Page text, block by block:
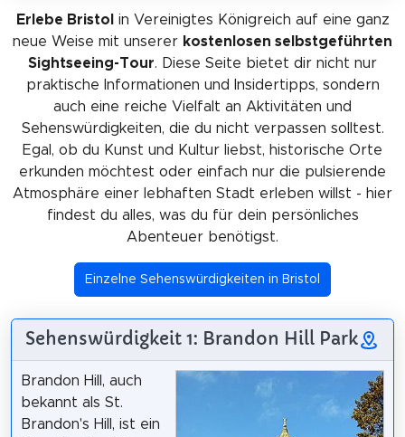
Erlebe Bristol
in Vereinigtes Königreich auf eine ganz
neue Weise mit unserer kostenlosen selbstgeführten
Sightseeing-Tour. Diese Seite bietet dir nicht nur
praktische Informationen und Insidertipps, sondern
auch eine reiche Vielfalt an Aktivitäten und
Sehenswürdigkeiten, die du nicht verpassen solltest.
Egal, ob du Kunst und Kultur liebst, historische Orte
erkunden möchtest oder einfach nur die pulsierende
Atmosphäre einer lebhaften Stadt erleben willst - hier
findest du alles, was du für dein persönliches
Abenteuer benötigst.
Einzelne Sehenswürdigkeiten in Bristol
Sehenswürdigkeit 1: Brandon Hill Park
Brandon Hill, auch
bekannt als St.
Brandon's Hill, ist ein